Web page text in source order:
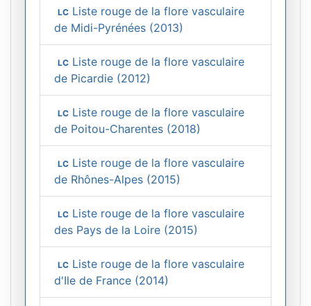
LC Liste rouge de la flore vasculaire
de Midi-Pyrénées (2013)
LC Liste rouge de la flore vasculaire
de Picardie (2012)
LC Liste rouge de la flore vasculaire
de Poitou-Charentes (2018)
LC Liste rouge de la flore vasculaire
de Rhônes-Alpes (2015)
LC Liste rouge de la flore vasculaire
des Pays de la Loire (2015)
LC Liste rouge de la flore vasculaire
d'Ile de France (2014)